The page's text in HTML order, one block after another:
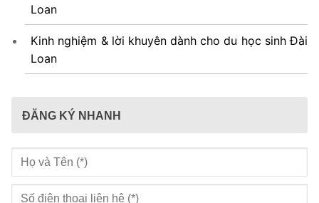
Loan
Kinh nghiệm & lời khuyên dành cho du học sinh Đài
Loan
ĐĂNG KÝ NHANH